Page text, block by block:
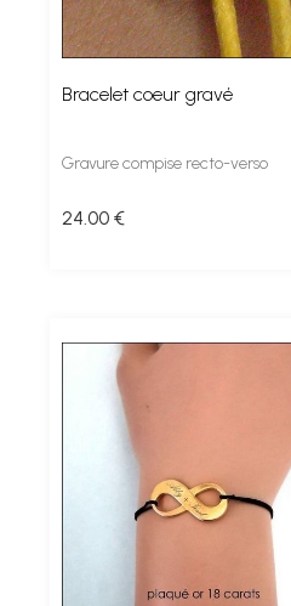
Bracelet coeur gravé
Gravure compise recto-verso
24.00 €